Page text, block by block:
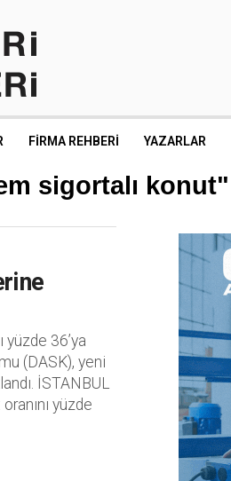
FIRMA REHBERI YAZARLAR
sigortalı konut"
yüzde 36’ya
(DASK), yeni
İSTANBUL
yüzde